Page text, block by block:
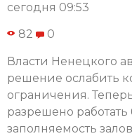
сегодня 09:53
82 0
Власти Ненецкого
решение ослабить
ограничения.
разрешено
заполняемость